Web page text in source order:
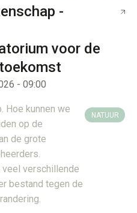
-
voor de
- 09:00
Hoe kunnen we
op de
de grote
verschillende
bestand tegen de
NATUUR